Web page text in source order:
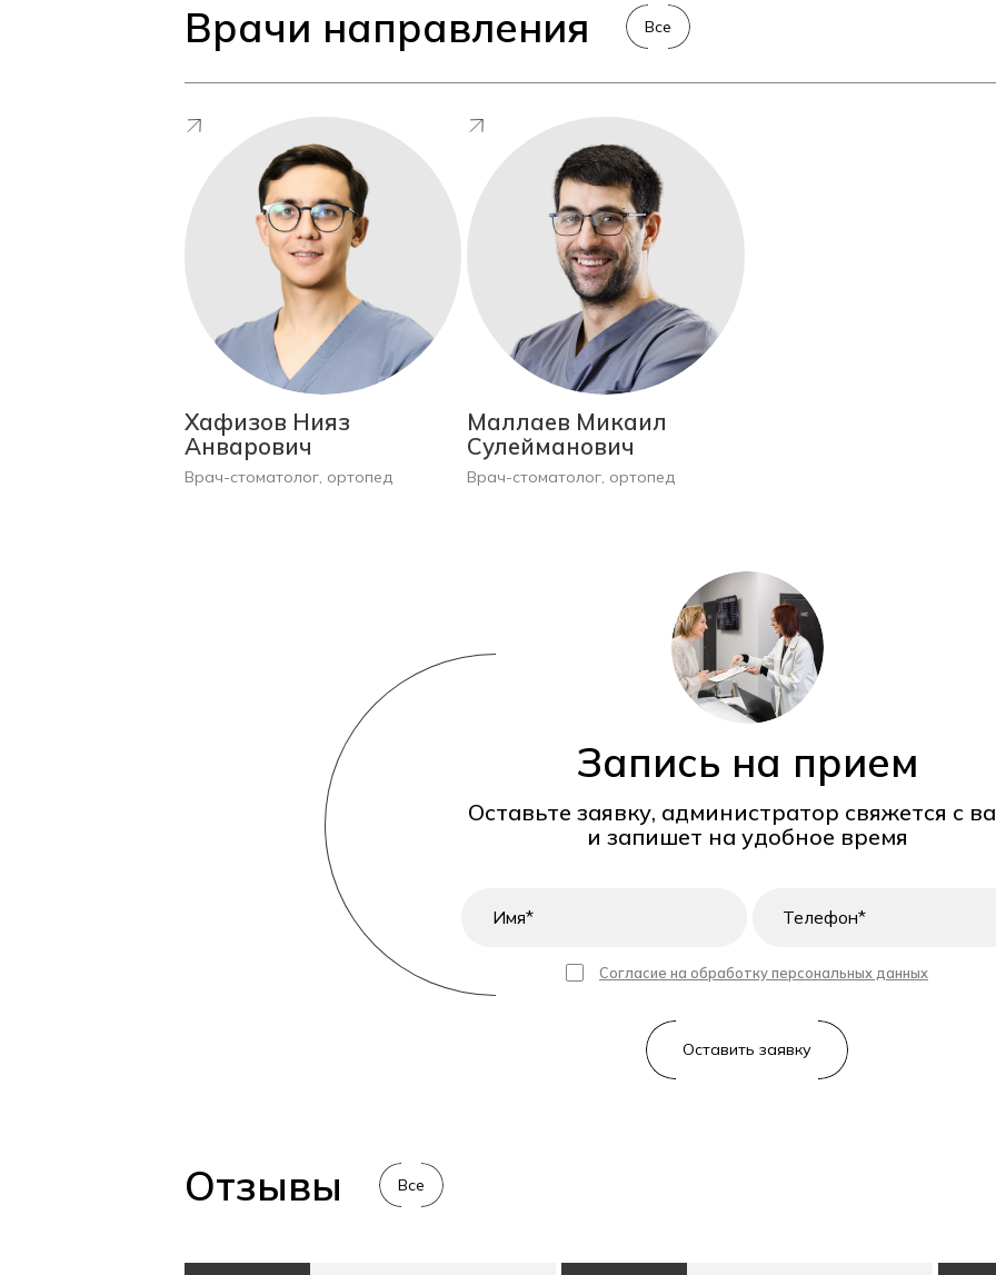
Врачи направления Все
Хафизов Нияз
Анварович
Врач-стоматолог, ортопед
Маллаев Микаил
Сулейманович
Врач-стоматолог, ортопед
Запись на прием
Оставьте заявку, администратор свяжется с
и запишет на удобное время
Согласие на обработку персональных данных
Отзывы Все